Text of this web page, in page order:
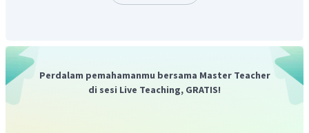
Perdalam pemahamanmu bersama Master Teacher
di sesi Live Teaching, GRATIS!